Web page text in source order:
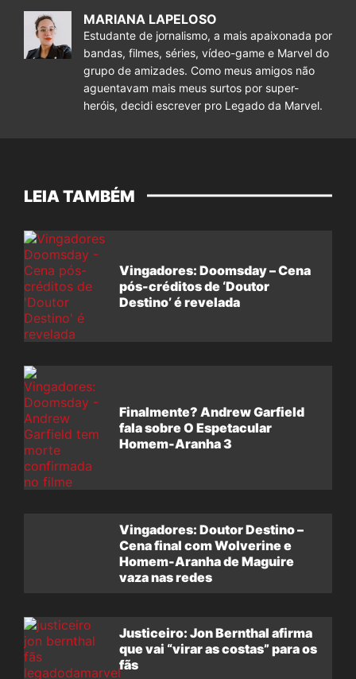
MARIANA LAPELOSO
Estudante de jornalismo, a mais apaixonada por
bandas, filmes, séries, vídeo-game e Marvel do
grupo de amizades. Como meus amigos não
aguentavam mais meus surtos por super-
heróis, decidi escrever pro Legado da Marvel.
LEIA TAMBÉM
Vingadores: Doomsday – Cena
pós-créditos de ‘Doutor
Destino’ é revelada
Finalmente? Andrew Garfield
fala sobre O Espetacular
Homem-Aranha 3
Vingadores: Doutor Destino –
Cena final com Wolverine e
Homem-Aranha de Maguire
vaza nas redes
Justiceiro: Jon Bernthal afirma
que vai “virar as costas” para os
fãs